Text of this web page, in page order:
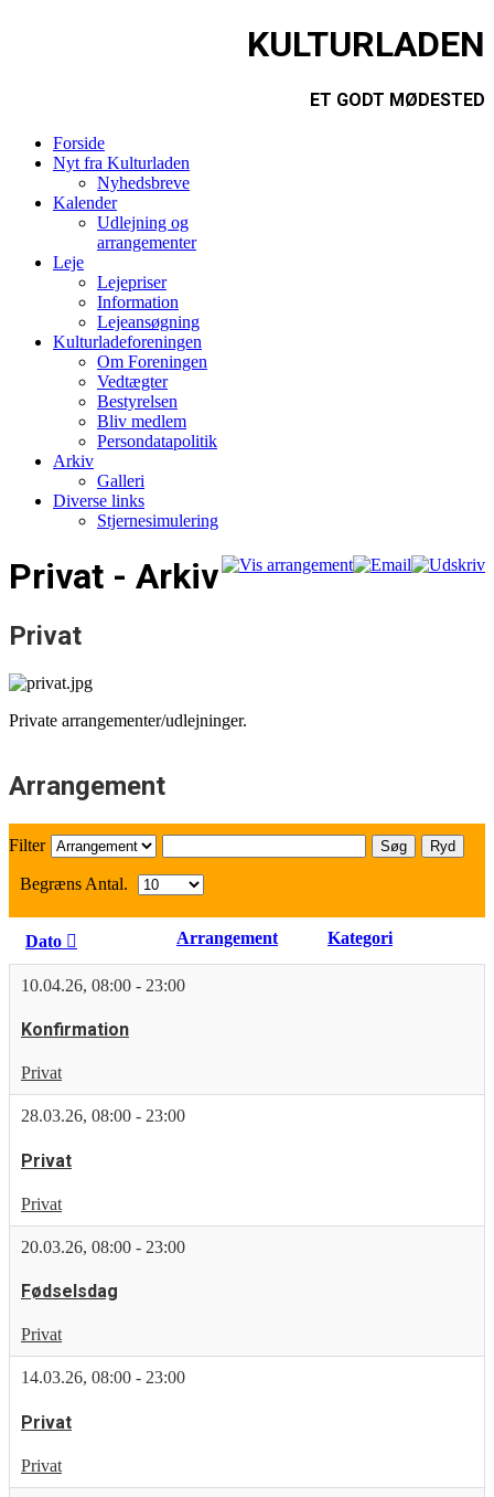
KULTURLADEN
ET GODT MØDESTED
Forside
Nyt fra Kulturladen
Nyhedsbreve
Kalender
Udlejning og
arrangementer
Leje
Lejepriser
Information
Lejeansøgning
Kulturladeforeningen
Om Foreningen
Vedtægter
Bestyrelsen
Bliv medlem
Persondatapolitik
Arkiv
Galleri
Diverse links
Stjernesimulering
Privat - Arkiv
Privat
Private arrangementer/udlejninger.
Arrangement
Filter Søg Ryd
Begræns Antal.
Dato Arrangement Kategori
10.04.26, 08:00 - 23:00
Konfirmation
Privat
28.03.26, 08:00 - 23:00
Privat
Privat
20.03.26, 08:00 - 23:00
Fødselsdag
Privat
14.03.26, 08:00 - 23:00
Privat
Privat